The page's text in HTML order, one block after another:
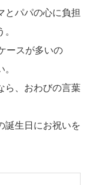
とパパの心に負担
ースが多いの
ら、おわびの言葉
誕生日にお祝いを